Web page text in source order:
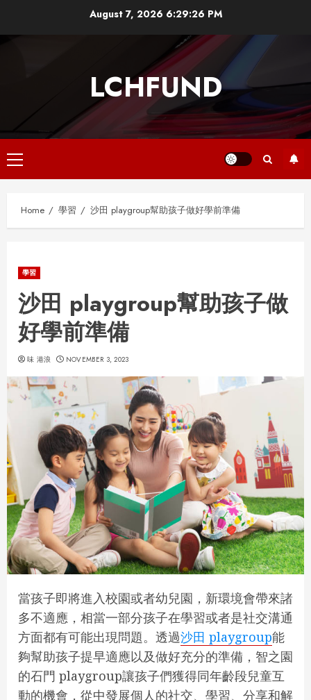
August 7, 2026 6:29:26 PM
LCHFUND
Primary
Menu
Home 學習 沙田 playgroup幫助孩子做好學前準備
學習
沙田 playgroup幫助孩子做
好學前準備
味 港浪 NOVEMBER 3, 2023
當孩子即將進入校園或者幼兒園，新環境會帶來諸
多不適應，相當一部分孩子在學習或者是社交溝通
方面都有可能出現問題。透過沙田 playgroup能
夠幫助孩子提早適應以及做好充分的準備，智之園
的石門 playgroup讓孩子們獲得同年齡段兒童互
動的機會，從中發展個人的社交、學習、分享和解